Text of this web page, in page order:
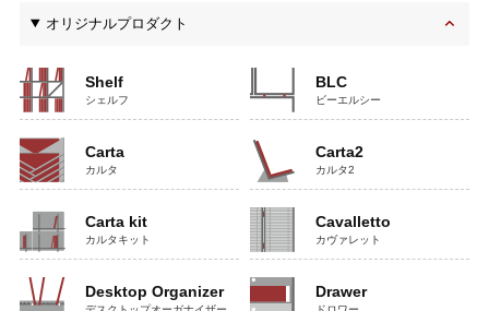
オリジナルプロダクト
Shelf
シェルフ
BLC
ビーエルシー
Carta
カルタ
Carta2
カルタ2
Carta kit
カルタキット
Cavalletto
カヴァレット
Desktop Organizer Drawer